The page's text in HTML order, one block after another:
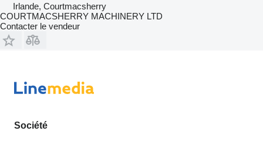
Irlande, Courtmacsherry
COURTMACSHERRY MACHINERY LTD
Contacter le vendeur
Société